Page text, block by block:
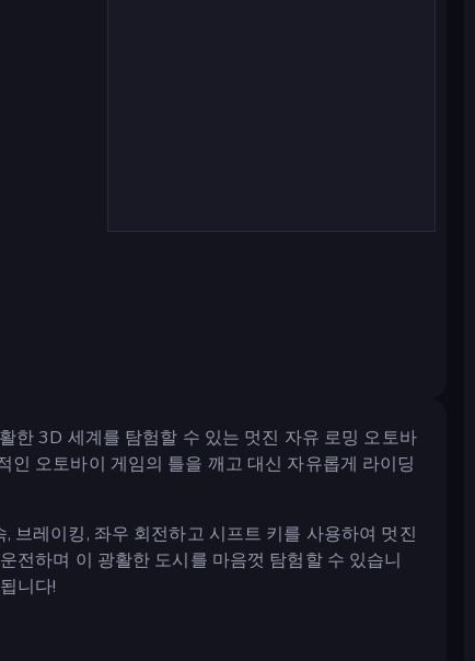
한 3D 세계를 탐험할 수 있는 멋진 자유 로밍 오토바
오토바이 게임의 틀을 깨고 대신 자유롭게 라이딩
브레이킹, 좌우 회전하고 시프트 키를 사용하여 멋진
전하며 이 광활한 도시를 마음껏 탐험할 수 있습니
니다!